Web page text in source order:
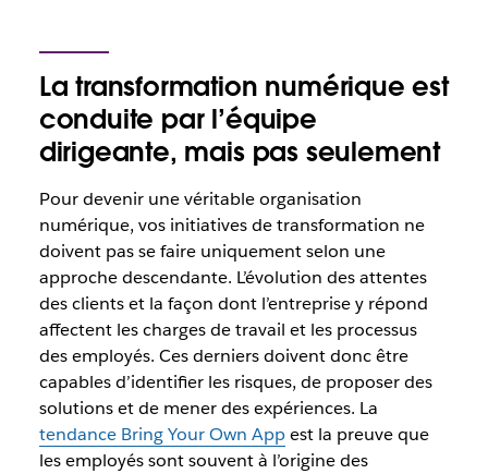
La transformation numérique est
conduite par l’équipe
dirigeante, mais pas seulement
Pour devenir une véritable organisation
numérique, vos initiatives de transformation ne
doivent pas se faire uniquement selon une
approche descendante. L’évolution des attentes
des clients et la façon dont l’entreprise y répond
affectent les charges de travail et les processus
des employés. Ces derniers doivent donc être
capables d’identifier les risques, de proposer des
solutions et de mener des expériences. La
tendance Bring Your Own Appest la preuve que
les employés sont souvent à l’origine des